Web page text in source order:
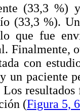
(33,3 %)
(33,3 %).
que fue
Finalmente,
con
un paciente
Los
(Figura 5, 6